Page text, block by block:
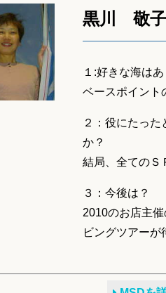
黒川 敬
１:好きな海は
ベースポイント
２：役にたっ
か？
結局、全てのＳ
３：今後は？
2010のお店主
ビングツアーが